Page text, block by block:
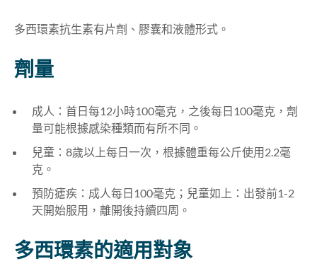
多西環素抗生素有片劑、膠囊和液體形式。
劑量
成人：首日每12小時100毫克，之後每日100毫克，劑
量可能根據感染種類而有所不同。
兒童：8歲以上每日一次，根據體重每公斤使用2.2毫
克。
預防瘧疾：成人每日100毫克；兒童如上：出發前1-2
天開始服用，離開後持續四周。
多西環素的適用對象